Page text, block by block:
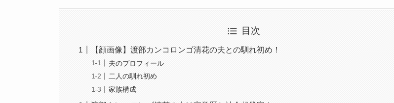
目次
【顔画像】渡部カンコロンゴ清花の夫との馴れ初め！
夫のプロフィール
二人の馴れ初め
家族構成